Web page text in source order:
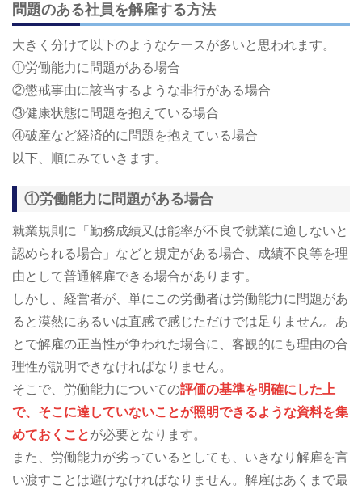
問題のある社員を解雇する方法
大きく分けて以下のようなケースが多いと思われます。
①労働能力に問題がある場合
②懲戒事由に該当するような非行がある場合
③健康状態に問題を抱えている場合
④破産など経済的に問題を抱えている場合
以下、順にみていきます。
①労働能力に問題がある場合
就業規則に「勤務成績又は能率が不良で就業に適しないと
認められる場合」などと規定がある場合、成績不良等を理
由として普通解雇できる場合があります。
しかし、経営者が、単にこの労働者は労働能力に問題があ
ると漠然にあるいは直感で感じただけでは足りません。あ
とで解雇の正当性が争われた場合に、客観的にも理由の合
理性が説明できなければなりません。
そこで、労働能力についての評価の基準を明確にした上
で、そこに達していないことが照明できるような資料を集
めておくことが必要となります。
また、労働能力が劣っているとしても、いきなり解雇を言
い渡すことは避けなければなりません。解雇はあくまで最